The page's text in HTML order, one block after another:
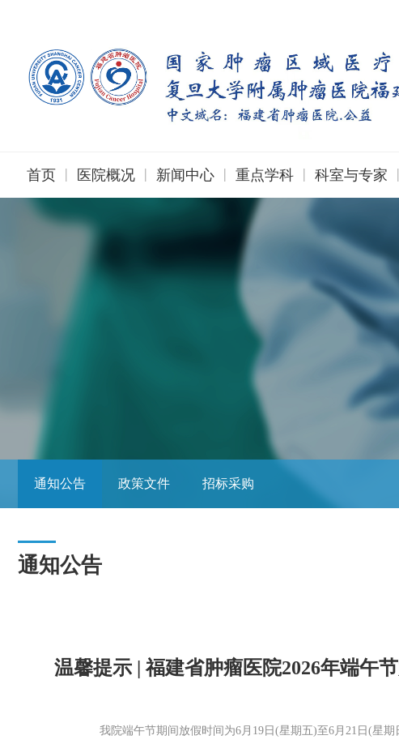
首页 | 医院概况 | 新闻中心 | 重点学科 | 科室与专家 |
通知公告 政策文件 招标采购
通知公告
温馨提示 | 福建省肿瘤医院2026年端午
我院端午节期间放假时间为6月19日(星期五)至6月21日(